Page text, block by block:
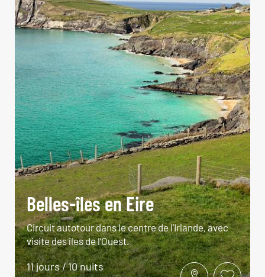
Belles-îles en Eire
Circuit autotour dans le centre de l’Irlande, avec
visite des îles de l’Ouest.
11 jours / 10 nuits